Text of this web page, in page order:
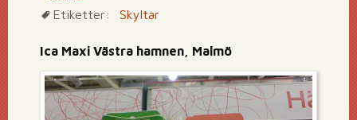
Etiketter:
Skyltar
Ica Maxi Västra hamnen, Malmö